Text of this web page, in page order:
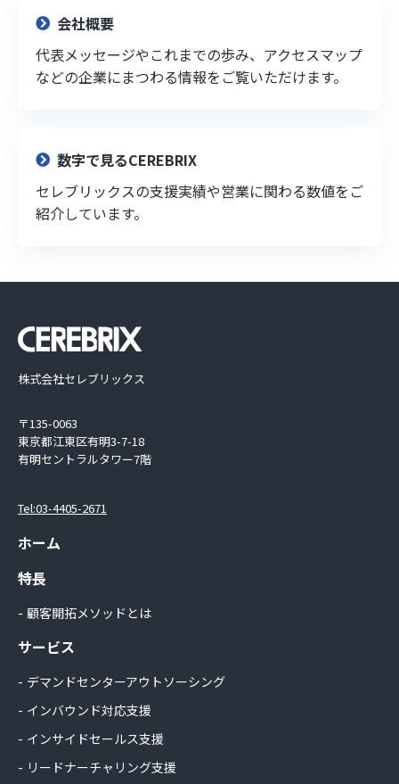
会社概要
代表メッセージやこれまでの歩み、アクセスマップ
などの企業にまつわる情報をご覧いただけます。
数字で見るCEREBRIX
セレブリックスの支援実績や営業に関わる数値をご
紹介しています。
株式会社セレブリックス
〒135-0063
東京都江東区有明3-7-18
有明セントラルタワー7階
Tel:03-4405-2671
ホーム
特長
顧客開拓メソッドとは
サービス
デマンドセンターアウトソーシング
インバウンド対応支援
インサイドセールス支援
リードナーチャリング支援